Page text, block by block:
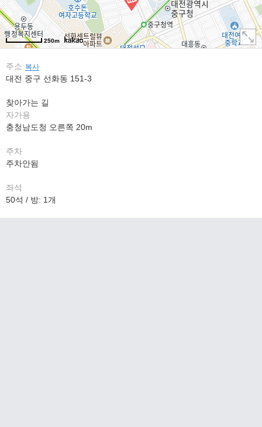
250m
주소 복사
대전 중구 선화동 151-3
찾아가는 길
자가용
충청남도청 오른쪽 20m
주차
주차안됨
좌석
50석 / 방: 1개